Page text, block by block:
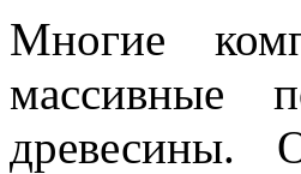
Многие
массивные
древесины.